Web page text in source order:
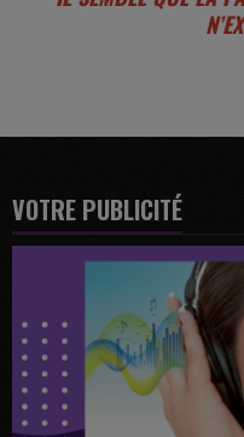
VOTRE PUBLICITÉ